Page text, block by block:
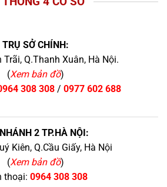
TRỤ SỞ CHÍNH:
Trãi, Q.Thanh Xuân, Hà Nội.
(Xem bản đồ)
308 308/ 0977 602 688
2 TP.HÀ NỘI:
Kiên, Q.Cầu Giấy, Hà Nội
(Xem bản đồ)
thoại: 0964 308 308